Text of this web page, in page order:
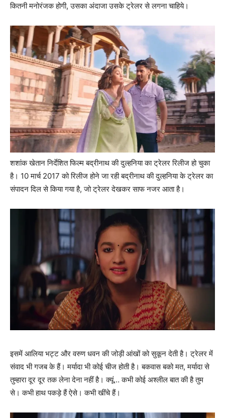
कितनी मनोरंजक होगी, उसका अंदाजा उसके ट्रेलर से लगना चाहिये।
शशांक खेतान निर्देशित फिल्‍म बद्रीनाथ की दुल्‍हनिया का ट्रेलर रिलीज हो चुका
है। 10 मार्च 2017 को रिलीज होने जा रही बद्रीनाथ की दुल्‍हनिया के ट्रेलर का
संपादन दिल से किया गया है, जो ट्रेलर देखकर साफ नजर आता है।
इसमें आलिया भट्ट और वरुण धवन की जोड़ी आंखों को सुकून देती है। ट्रेलर में
संवाद भी गजब के हैं। मर्यादा भी कोई चीज होती है। बकवास बको मत, मर्यादा से
तुम्‍हारा दूर दूर तक लेना देना नहीं है। क्‍यूं… कभी कोई अश्‍लील बात की है तुम
से। कभी हाथ पकड़े हैं ऐसे। कभी खींचे हैं।